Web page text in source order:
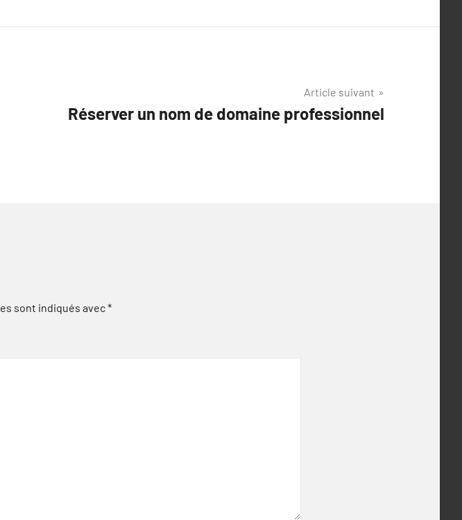
Article suivant
Réserver un nom de domaine professionnel
sont indiqués avec*